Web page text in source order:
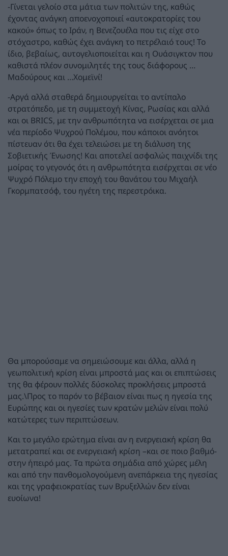
-Γίνεται γελοίο στα μάτια των πολιτών της, καθώς
έχοντας ανάγκη αποενοχοποιεί «αυτοκρατορίες του
κακού» όπως το Ιράν, η Βενεζουέλα που τις είχε στο
στόχαστρο, καθώς έχει ανάγκη το πετρέλαιό τους! Το
ίδιο, βεβαίως, αυτογελιοποιείται και η Ουάσιγκτον που
καθιστά πλέον συνομιλητές της τους διάφορους …
Μαδούρους και …Χομεϊνί!
-Αργά αλλά σταθερά δημιουργείται το αντίπαλο
στρατόπεδο, με τη συμμετοχή Κίνας, Ρωσίας και αλλά
και οι BRICS, με την ανθρωπότητα να εισέρχεται σε μια
νέα περίοδο Ψυχρού Πολέμου, που κάποιοι ανόητοι
πίστευαν ότι θα έχει τελειώσει με τη διάλυση της
Σοβιετικής Ένωσης! Και αποτελεί ασφαλώς παιχνίδι της
μοίρας το γεγονός ότι η ανθρωπότητα εισέρχεται σε νέο
Ψυχρό Πόλεμο την εποχή του θανάτου του Μιχαήλ
Γκορμπατσόφ, του ηγέτη της περεστρόικα.
Θα μπορούσαμε να σημειώσουμε και άλλα, αλλά η
γεωπολιτική κρίση είναι μπροστά μας και οι επιπτώσεις
της θα φέρουν πολλές δύσκολες προκλήσεις μπροστά
μας.\Προς το παρόν το βέβαιον είναι πως η ηγεσία της
Ευρώπης και οι ηγεσίες των κρατών μελών είναι πολύ
κατώτερες των περιπτώσεων.
Και το μεγάλο ερώτημα είναι αν η ενεργειακή κρίση θα
μετατραπεί και σε ενεργειακή κρίση –και σε ποιο βαθμό-
στην ήπειρό μας. Τα πρώτα σημάδια από χώρες μέλη
και από την πανθομολογούμενη ανεπάρκεια της ηγεσίας
και της γραφειοκρατίας των Βρυξελλών δεν είναι
ευοίωνα!